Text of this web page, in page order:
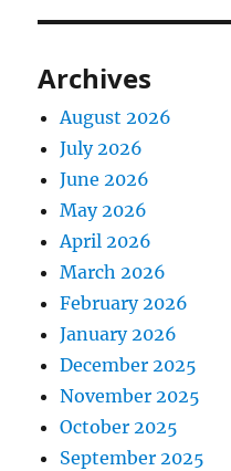
Archives
August 2026
July 2026
June 2026
May 2026
April 2026
March 2026
February 2026
January 2026
December 2025
November 2025
October 2025
September 2025